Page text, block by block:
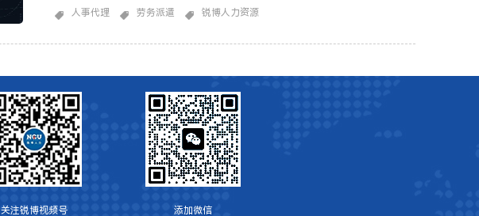
理公司可以负责招聘、培训、员工薪酬管理、关系管理等一系列人力资源管
人事代理
劳务派遣 锐博人力资源
关注锐博视频号 添加微信